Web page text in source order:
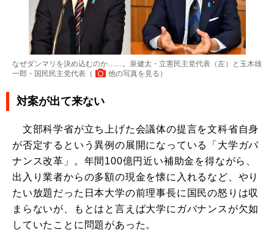
なぜダンマリを決め込むのか……。泉健太・立憲民主党代表（左）と玉木雄
一郎・国民民主党代表（
他の写真を見る ）
対案が出て来ない
文部科学省が立ち上げた会議体の提言を文科省自身
が否定するという異例の展開になっている「大学ガバ
ナンス改革」。年間100億円近い補助金を得ながら、
出入り業者からの多額の現金を懐に入れるなど、やり
たい放題だった日本大学の前理事長に国民の怒りは収
まらないが、もとはと言えば大学にガバナンスが欠如
していたことに問題があった。